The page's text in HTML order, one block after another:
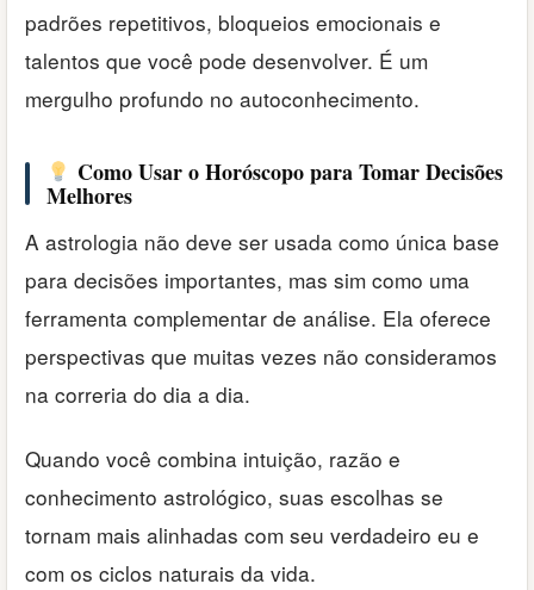
padrões repetitivos, bloqueios emocionais e
talentos que você pode desenvolver. É um
mergulho profundo no autoconhecimento.
Como Usar o Horóscopo para Tomar Decisões
Melhores
A astrologia não deve ser usada como única base
para decisões importantes, mas sim como uma
ferramenta complementar de análise. Ela oferece
perspectivas que muitas vezes não consideramos
na correria do dia a dia.
Quando você combina intuição, razão e
conhecimento astrológico, suas escolhas se
tornam mais alinhadas com seu verdadeiro eu e
com os ciclos naturais da vida.